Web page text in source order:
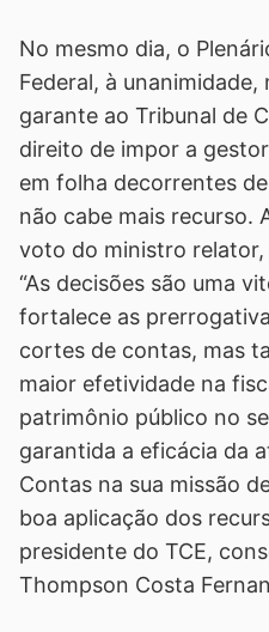
No mesmo dia, o
Federal, à
garante ao Tribunal de
direito de impor a
em folha decorrentes
não cabe mais recurso.
voto do ministro
“As decisões são uma
fortalece as
cortes de contas, mas
maior efetividade na
patrimônio público no
garantida a eficácia da
Contas na sua missão
boa aplicação dos
presidente do TCE,
Thompson Costa